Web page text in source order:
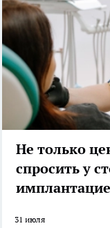
Не только
спросить у
31 июля